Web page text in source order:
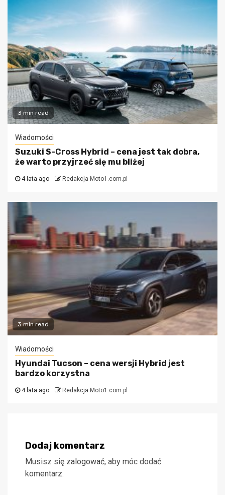
3 min read
Wiadomości
Suzuki S-Cross Hybrid – cena jest tak dobra,
że warto przyjrzeć się mu bliżej
4 lata ago Redakcja Moto1.com.pl
3 min read
Wiadomości
Hyundai Tucson – cena wersji Hybrid jest
bardzo korzystna
4 lata ago Redakcja Moto1.com.pl
Dodaj komentarz
Musisz się zalogować, aby móc dodać
komentarz.